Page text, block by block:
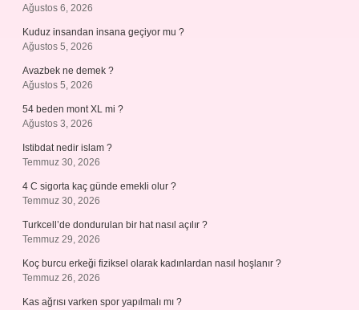
Ağustos 6, 2026
Kuduz insandan insana geçiyor mu ?
Ağustos 5, 2026
Avazbek ne demek ?
Ağustos 5, 2026
54 beden mont XL mi ?
Ağustos 3, 2026
Istibdat nedir islam ?
Temmuz 30, 2026
4 C sigorta kaç günde emekli olur ?
Temmuz 30, 2026
Turkcell’de dondurulan bir hat nasıl açılır ?
Temmuz 29, 2026
Koç burcu erkeği fiziksel olarak kadınlardan nasıl hoşlanır ?
Temmuz 26, 2026
Kas ağrısı varken spor yapılmalı mı ?